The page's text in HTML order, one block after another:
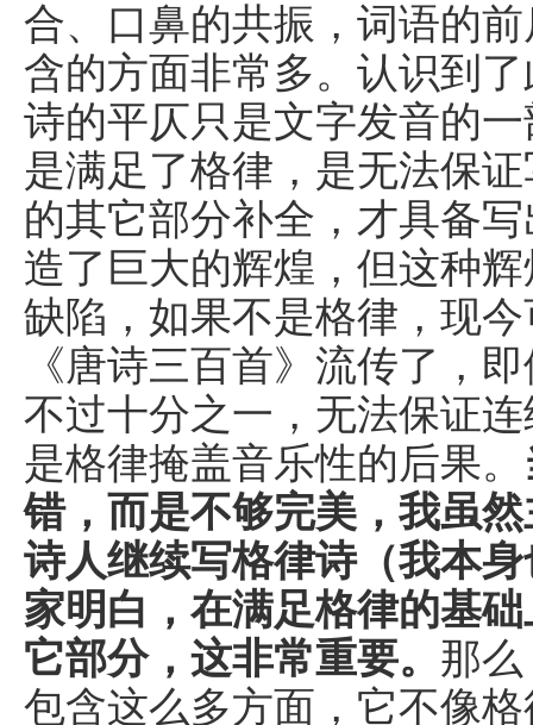
合、口鼻的共振，词语的
含的方面非常多。认识到
诗的平仄只是文字发音的
是满足了格律，是无法保
的其它部分补全，才具备
造了巨大的辉煌，但这种
缺陷，如果不是格律，现
《唐诗三百首》流传了，
不过十分之一，无法保证
是格律掩盖音乐性的后果。
错，而是不够完美，我虽
诗人继续写格律诗（我本
家明白，在满足格律的基
它部分，这非常重要。 那
包含这么多方面，它不像